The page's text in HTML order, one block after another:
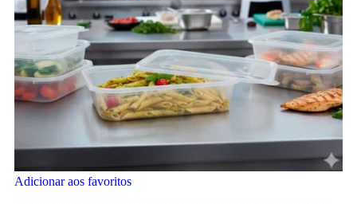
Adicionar aos favoritos